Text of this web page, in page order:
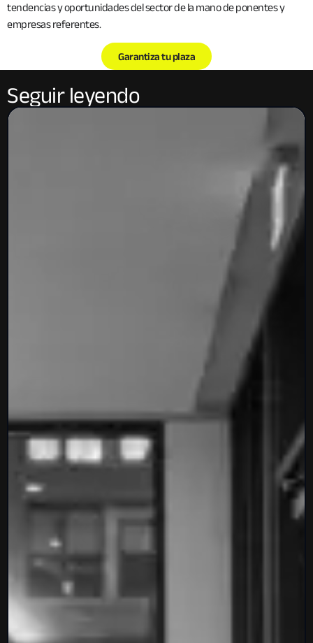
tendencias y oportunidades del sector de la mano de ponentes y
empresas referentes.
Garantiza tu plaza
Seguir leyendo